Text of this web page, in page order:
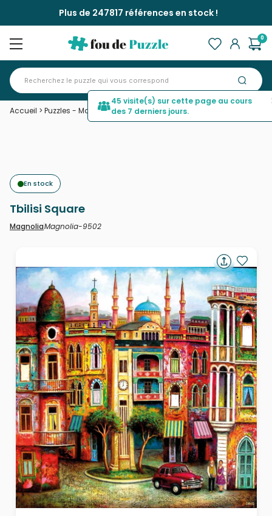
Plus de 247817 références en stock !
0
Accueil > Puzzles - Magasins et Centre Ville >Tbilisi Square
En stock
Tbilisi Square
MagnoliaMagnolia-9502
45 visite(s) sur cette page au cours
des 7 derniers jours.